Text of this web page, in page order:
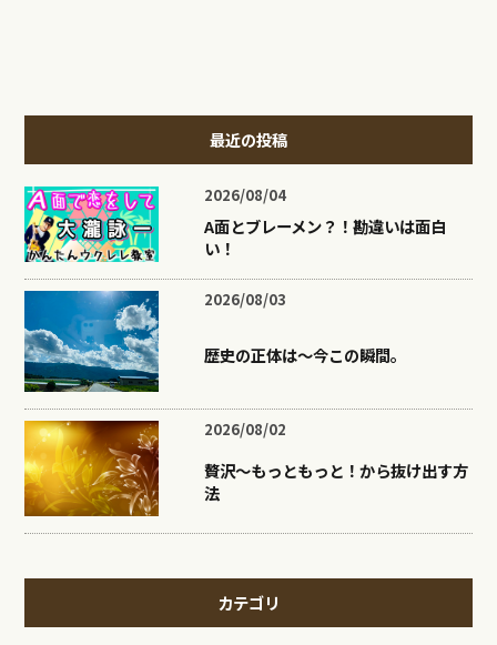
最近の投稿
2026/08/04
A面とブレーメン？！勘違いは面白
い！
2026/08/03
歴史の正体は〜今この瞬間。
2026/08/02
贅沢〜もっともっと！から抜け出す方
法
カテゴリ